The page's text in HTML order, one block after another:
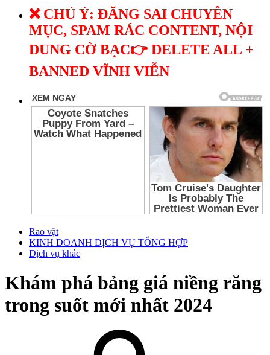
❌ CHÚ Ý: ĐĂNG SAI CHUYÊN
MỤC, SPAM RÁC CONTENT, NỘI
DUNG CỜ BẠC👉 DELETE ALL +
BANNED VĨNH VIỄN
Rao vặt
KINH DOANH DỊCH VỤ TỔNG HỢP
Dịch vụ khác
Khám phá bảng giá niềng răng
trong suốt mới nhất 2024